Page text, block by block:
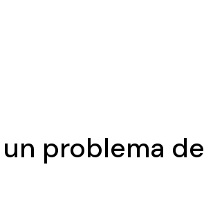
problema de